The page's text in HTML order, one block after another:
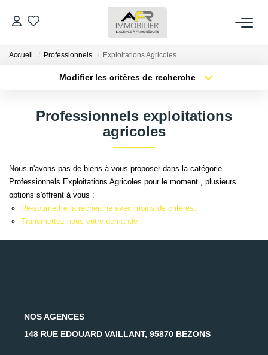
ACHETER
ESTIMER
FAIRE GÉRER
NOS AGENCES
AFR IMMOBILIER Chatou - Transaction
AFR IMMOBILIER Houilles
Accueil Professionnels Exploitations Agricoles
Modifier les critères de recherche
Type de bien
Surface min
Créer une alerte
Professionnels exploitations
agricoles
Nous n'avons pas de biens à vous proposer dans la catégorie
Professionnels Exploitations Agricoles pour le moment , plusieurs
options s'offrent à vous :
Re-soumettre la recherche avec moins de critères.
Transmettez-nous votre demande
NOS AGENCES
148 RUE EDOUARD VAILLANT, 95870 BEZONS